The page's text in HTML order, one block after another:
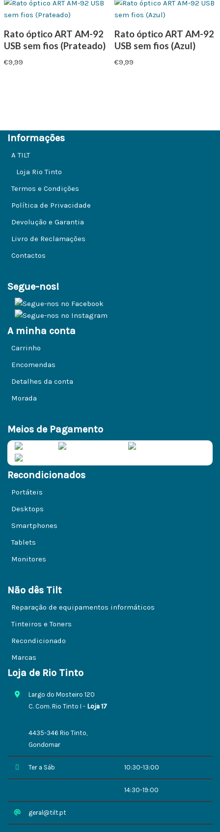
Rato óptico ART AM-92
USB sem fios (Prateado)
€9,99
Rato óptico ART AM-92
USB sem fios (Azul)
€9,99
Informações
A TILT
Loja Rio Tinto
Termos e Condições
Política de Privacidade
Devolução e Garantia
Livro de Reclamações
Contactos
Segue-nos!
A minha conta
Carrinho
Encomendas
Detalhes da conta
Morada
Meios de Pagamento
Recondicionados
Portáteis
Desktops
Smartphones
Tablets
Monitores
Não dês Tilt
Reparação de equipamentos informáticos
Tinteiros e Toners
Recondicionado
Marcas
Loja de Rio Tinto
Largo do Mosteiro 120
C. Com. Rio Tinto I - Loja 17
4435-346 Rio Tinto,
Gondomar
Ter a Sáb 10:30-13:00
14:30-19:00
geral@tilt.pt